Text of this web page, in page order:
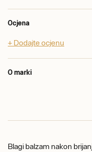
Ocjena
+ Dodajte ocjenu
O marki
Blagi balzam nakon